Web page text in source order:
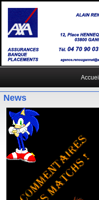
Accueil
News